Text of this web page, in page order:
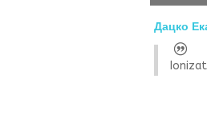
Дацко